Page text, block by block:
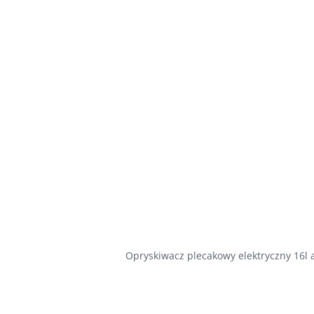
Opryskiwacz plecakowy elektryczny 16l